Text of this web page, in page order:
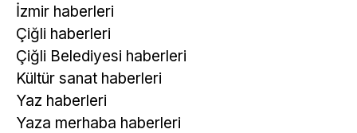
İzmir haberleri
Çiğli haberleri
Çiğli Belediyesi haberleri
Kültür sanat haberleri
Yaz haberleri
Yaza merhaba haberleri